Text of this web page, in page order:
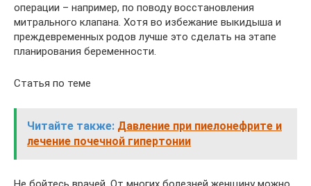
операции – например, по поводу восстановления
митрального клапана. Хотя во избежание выкидыша и
прежде­временных родов лучше это сделать на этапе
планирования беременности.
Статья по теме
Читайте также: Давление при пиелонефрите и
лечение почечной гипертонии